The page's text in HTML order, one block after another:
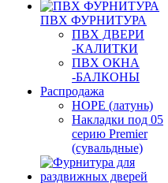
ПВХ ФУРНИТУРА
ПВХ ДВЕРИ
-КАЛИТКИ
ПВХ ОКНА
-БАЛКОНЫ
Распродажа
HOPE (латунь)
Накладки под 05
серию Premier
(сувальдные)